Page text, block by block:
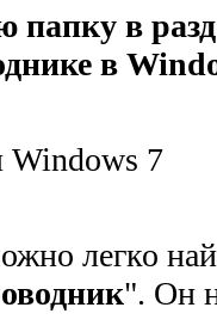
папку в
в
Windows 7
легко
". Он